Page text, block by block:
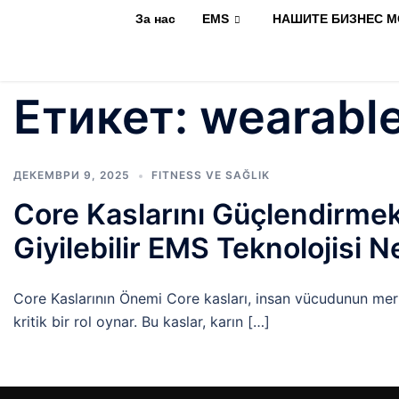
За нас EMS НАШИТЕ БИЗНЕС
Етикет:
ДЕКЕМВРИ 9, 2025 FITNESS VE SAĞLIK
Core Kaslarını
Giyilebilir EMS Teknolojisi
Core Kaslarının Önemi Core kasları, insan vücudunun
kritik bir rol oynar. Bu kaslar, karın […]